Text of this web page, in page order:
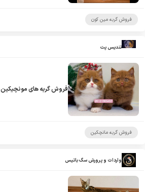
فروش گربه مین کون
تندیس پت
فروش گربه های مونچیکین
فروش گربه مانچکین
واردات و پرورش سگ باتیس